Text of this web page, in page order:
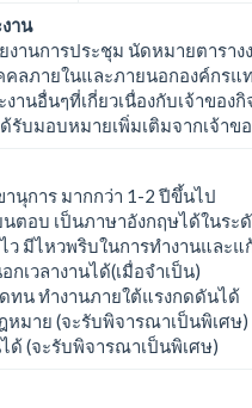
าน
านการประชุม นัดหมายตาราง
ลภายในและภายนอกองค์กรแ
านอื่นๆที่เกี่ยวเนื่องกับเจ้าของกิ
บมอบหมายเพิ่มเติมจากเจ้าข
นุการ มากกว่า 1-2 ปีขึ้นไป
นตอบ เป็นภาษาอังกฤษได้ในร
ว มีไหวพริบในการทำงานและ
เวลางานได้(เมื่อจำเป็น)
ทน ทำงานภายใต้แรงกดดันได้
มาย (จะรับพิจารณาเป็นพิเศษ)
ด้ (จะรับพิจารณาเป็นพิเศษ)